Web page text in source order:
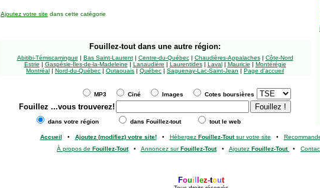
Ajoutez votre site dans cette catégorie
Fouillez-tout dans une autre région:
Abitibi-Témiscamingue | Bas Saint-Laurent| Centre-du-Québec| Chaudières-Appalaches| Côte-Nord
Estrie | Gaspésie-Îles-de-la-Madeleine | Lanaudière | Laurentides| Laval| Mauricie | Montérégie
Montréal | Nord-du-Québec | Outaouais | Québec | Saguenay-Lac-Saint-Jean | Page d'accueil
MP3 Ciné Images Cotes boursières
Fouillez ...vous trouverez!
dans votre région dans Fouillez-tout tout le web
Accueil • Ajoutez (modifiez) votre site!• Hébergez Fouillez-Toutsur votre site •
À propos de Fouillez-Tout• Annoncez surFouillez-Tout• Ajoutez Fouillez-Tout •
Foui ez-tout